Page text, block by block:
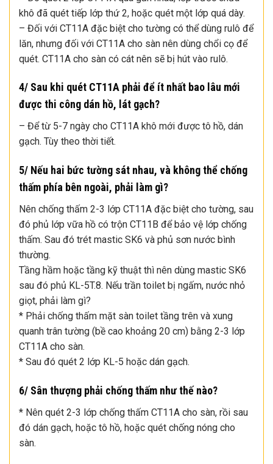
khô đã quét tiếp lớp thứ 2, hoặc quét một lớp quá dày.
– Đối với CT11A đặc biệt cho tường có thể dùng rulô để
lăn, nhưng đối với CT11A cho sàn nên dùng chổi cọ để
quét. CT11A cho sàn có cát nên sẽ bị hút vào rulô.
4/ Sau khi quét CT11A phải để ít nhất bao lâu mới
được thi công dán hồ, lát gạch?
– Để từ 5-7 ngày cho CT11A khô mới được tô hồ, dán
gạch. Tùy theo thời tiết.
5/ Nếu hai bức tường sát nhau, và không thể chống
thấm phía bên ngoài, phải làm gì?
Nên chống thấm 2-3 lớp CT11A đặc biệt cho tường, sau
đó phủ lớp vữa hồ có trộn CT11B để bảo vệ lớp chống
thấm. Sau đó trét mastic SK6 và phủ sơn nước bình
thường.
Tầng hầm hoặc tầng kỹ thuật thì nên dùng mastic SK6
sau đó phủ KL-5T.8. Nếu trần toilet bị ngấm, nước nhỏ
giọt, phải làm gì?
* Phải chống thấm mặt sàn toilet tầng trên và xung
quanh trân tường (bề cao khoảng 20 cm) bằng 2-3 lớp
CT11A cho sàn.
* Sau đó quét 2 lớp KL-5 hoặc dán gạch.
6/ Sân thượng phải chống thấm như thế nào?
* Nên quét 2-3 lớp chống thấm CT11A cho sàn, rồi sau
đó dán gạch, hoặc tô hồ, hoặc quét chống nóng cho
sàn.